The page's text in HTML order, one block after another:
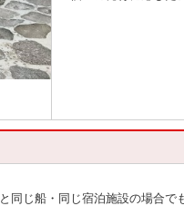
じ船・同じ宿泊施設の場合で